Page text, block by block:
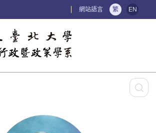
網站語言 繁 EN